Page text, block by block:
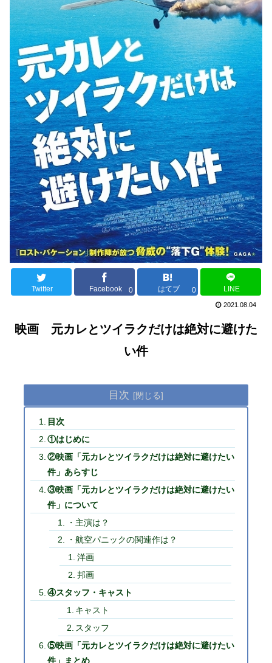
Twitter Facebook 0 はてブ 0 LINE
2021.08.04
映画 元カレとツイラクだけは絶対に避けた
い件
目次
目次
①はじめに
②映画「元カレとツイラクだけは絶対に避けたい
件」あらすじ
③映画「元カレとツイラクだけは絶対に避けたい
件」について
・主演は？
・航空パニックの関連作は？
洋画
邦画
④スタッフ・キャスト
キャスト
スタッフ
⑤映画「元カレとツイラクだけは絶対に避けたい
件」まとめ